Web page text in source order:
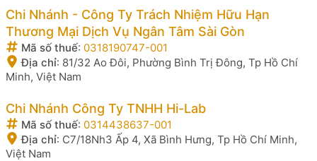
Chi Nhánh - Công Ty Trách Nhiệm Hữu Hạn
Thương Mại Dịch Vụ Ngân Tâm Sài Gòn
Mã số thuế: 0318190747-001
Địa chỉ: 81/32 Ao Đôi, Phường Bình Trị Đông, Tp Hồ Chí
Minh, Việt Nam
Chi Nhánh Công Ty TNHH Hi-Lab
Mã số thuế: 0314438637-001
Địa chỉ: C7/18Nh3 Ấp 4, Xã Bình Hưng, Tp Hồ Chí Minh,
Việt Nam